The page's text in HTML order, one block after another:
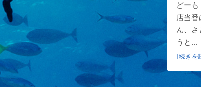
どー
店当番
ん、さ
うと...
[続きを